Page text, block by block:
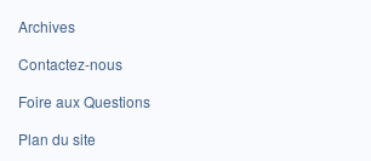
Archives
Contactez-nous
Foire aux Questions
Plan du site